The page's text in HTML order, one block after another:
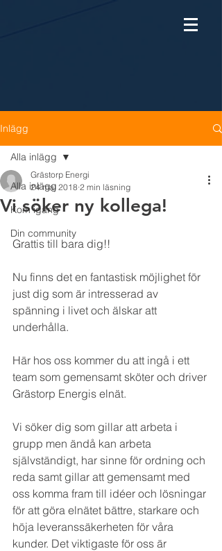
Inlägg
Alla inlägg
Kom igång
Din community
Alla inlägg
Vi söker ny kollega!
Grästorp Energi
24 maj 2018 2 min läsning
Grattis till bara dig!!
Nu finns det en fantastisk möjlighet för
just dig som är intresserad av
spänning i livet och älskar att
underhålla.
Här hos oss kommer du att ingå i ett
team som gemensamt sköter och driver
Grästorp Energis elnät.
Vi söker dig som gillar att arbeta i
grupp men ändå kan arbeta
självständigt, har sinne för ordning och
reda samt gillar att gemensamt med
oss komma fram till idéer och lösningar
för att göra elnätet bättre, starkare och
höja leveranssäkerheten för våra
kunder. Det viktigaste för oss är